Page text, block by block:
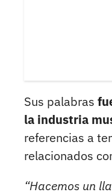
Sus palabras
la industria
referencias a
relacionados
“Hacemos un